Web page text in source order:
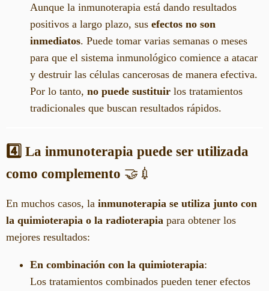
Aunque la inmunoterapia está dando resultados
positivos a largo plazo, sus efectos no son
inmediatos. Puede tomar varias semanas o meses
para que el sistema inmunológico comience a atacar
y destruir las células cancerosas de manera efectiva.
Por lo tanto, no puede sustituir los tratamientos
tradicionales que buscan resultados rápidos.
4️⃣ La inmunoterapia puede ser utilizada
como complemento 🤝💉
En muchos casos, la inmunoterapia se utiliza junto con
la quimioterapia o la radioterapia para obtener los
mejores resultados:
En combinación con la quimioterapia:
Los tratamientos combinados pueden tener efectos